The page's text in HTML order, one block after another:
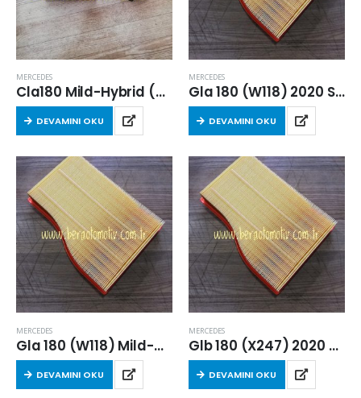
MERCEDES
Cla180 Mild-Hybrid (W118) 2023 Sonrası Yağ Filtresi (M282.814)
DEVAMINI OKU
MERCEDES
Gla 180 (W118) 2020 Sonrası Hava Filtresi
DEVAMINI OKU
MERCEDES
Gla 180 (W118) Mild-Hybrid 2023 Sonrası Hava Filtresi
DEVAMINI OKU
MERCEDES
Glb 180 (X247) 2020 Sonrası Hava Filtresi
DEVAMINI OKU